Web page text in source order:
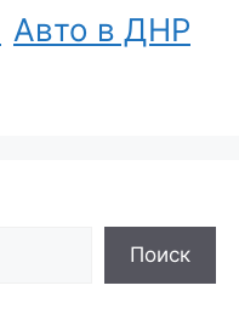
Авто в ДНР
Поиск